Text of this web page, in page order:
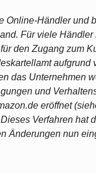
Online-Händler und
Für viele Händler
den Zugang zum
aufgrund
das Unternehmen
und
eröffnet
Verfahren hat
Änderungen nun